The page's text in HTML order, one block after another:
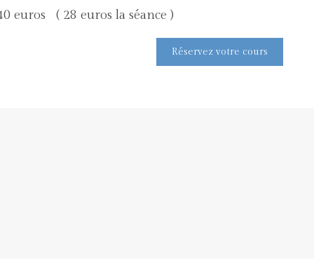
euros ( 28 euros la séance )
Réservez votre cours